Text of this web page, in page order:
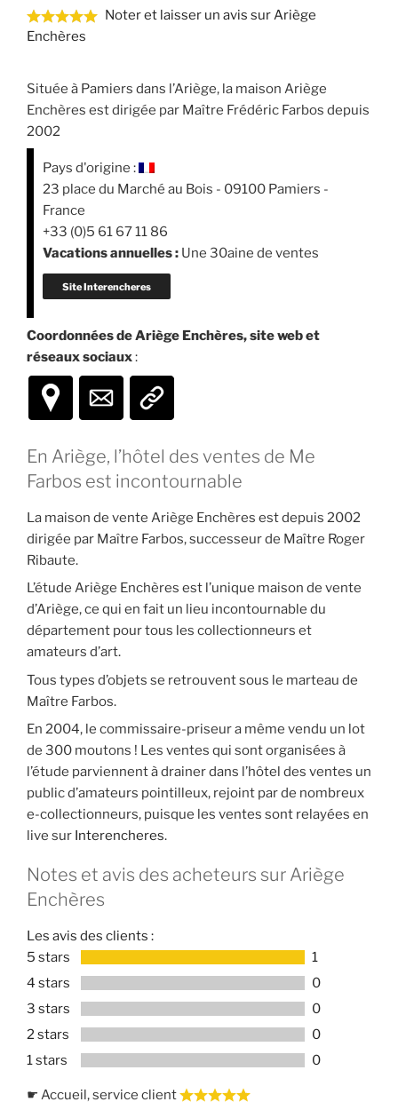
Noter et laisser un avis sur Ariège
Enchères
Située à Pamiers dans l’Ariège, la maison Ariège
Enchères est dirigée par Maître Frédéric Farbos depuis
2002
Pays d'origine :
23 place du Marché au Bois - 09100 Pamiers -
France
+33 (0)5 61 67 11 86
Vacations annuelles : Une 30aine de ventes
Site Interencheres
Coordonnées de Ariège Enchères, site web et
réseaux sociaux:
En Ariège, l’hôtel des ventes de Me
Farbos est incontournable
La maison de vente Ariège Enchères est depuis 2002
dirigée par Maître Farbos, successeur de Maître Roger
Ribaute.
L’étude Ariège Enchères est l’unique maison de vente
d’Ariège, ce qui en fait un lieu incontournable du
département pour tous les collectionneurs et
amateurs d’art.
Tous types d’objets se retrouvent sous le marteau de
Maître Farbos.
En 2004, le commissaire-priseur a même vendu un lot
de 300 moutons ! Les ventes qui sont organisées à
l’étude parviennent à drainer dans l’hôtel des ventes un
public d’amateurs pointilleux, rejoint par de nombreux
e-collectionneurs, puisque les ventes sont relayées en
live sur Interencheres.
Notes et avis des acheteurs sur Ariège
Enchères
Les avis des clients :
5 stars
1
4 stars
0
3 stars
0
2 stars
0
1 stars
0
☛ Accueil, service client